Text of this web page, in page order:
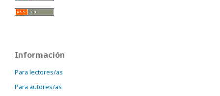
Información
Para lectores/as
Para autores/as